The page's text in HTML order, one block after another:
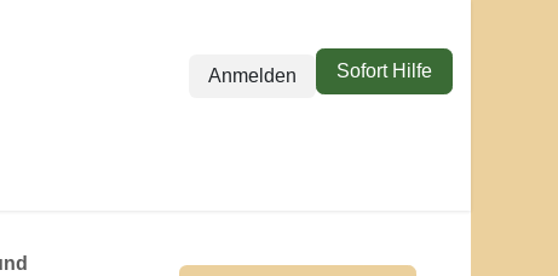
Anmelden Sofort Hilfe
Hund